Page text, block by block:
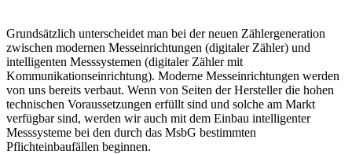
Grundsätzlich unterscheidet man bei der neuen Zählergeneration
zwischen modernen Messeinrichtungen (digitaler Zähler) und
intelligenten Messsystemen (digitaler Zähler mit
Kommunikationseinrichtung). Moderne Messeinrichtungen werden
von uns bereits verbaut. Wenn von Seiten der Hersteller die hohen
technischen Voraussetzungen erfüllt sind und solche am Markt
verfügbar sind, werden wir auch mit dem Einbau intelligenter
Messsysteme bei den durch das MsbG bestimmten
Pflichteinbaufällen beginnen.